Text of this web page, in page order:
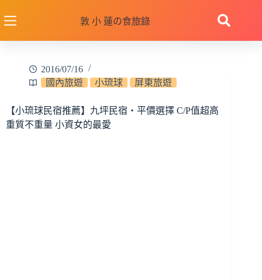
至
敦 小 蓮の食旅錄
2016/07/16
國內旅遊
小琉球 屏東旅遊
【小琉球民宿推薦】九坪民宿‧平價選擇 C/P值超高
重質不重量 小資女的最愛